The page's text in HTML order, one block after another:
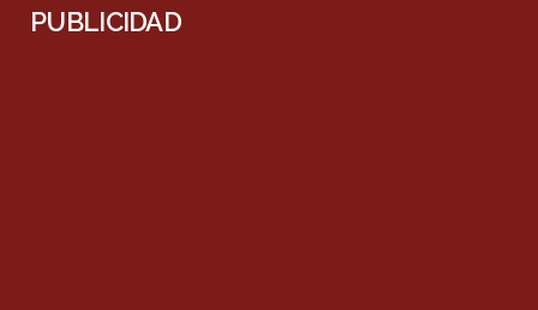
PUBLICIDAD